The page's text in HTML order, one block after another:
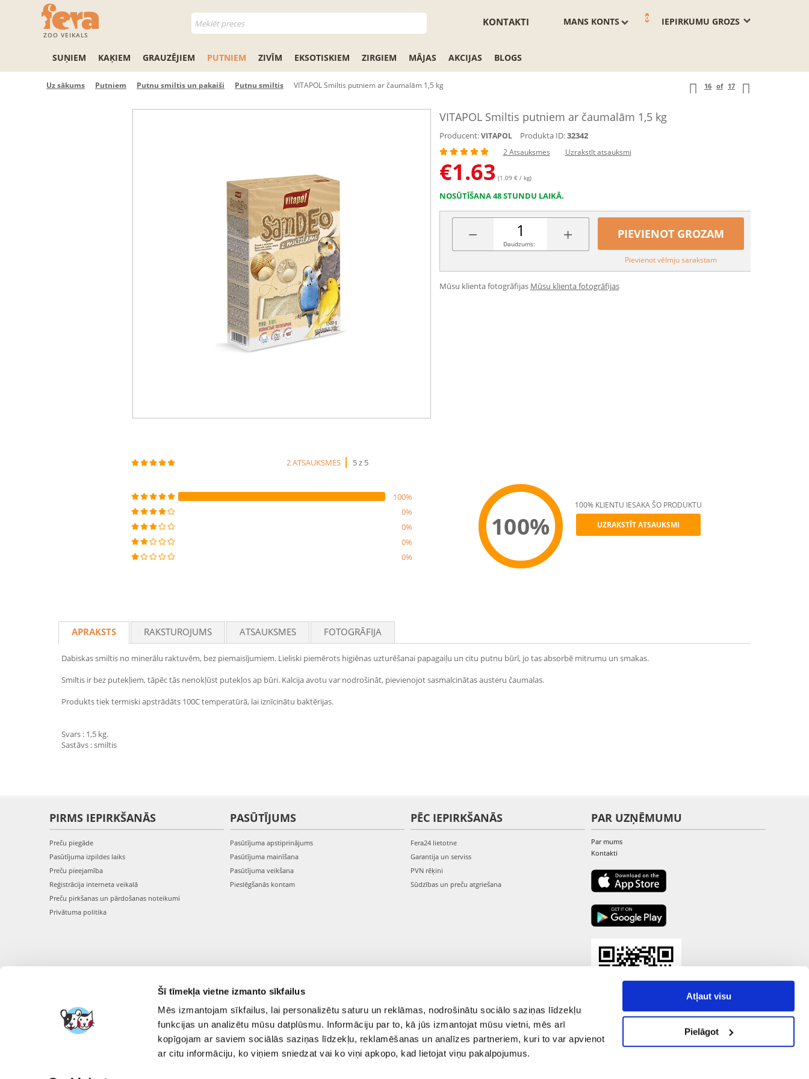
Šī tīmekļa vietne izmanto sīkfailus
Mēs izmantojam sīkfailus, lai personalizētu saturu un reklāmas, nodrošinātu sociālo saziņas līdzekļu
funkcijas un analizētu mūsu datplūsmu. Informāciju par to, kā jūs izmantojat mūsu vietni, mēs arī
kopīgojam ar saviem sociālās saziņas līdzekļu, reklamēšanas un analīzes partneriem, kuri to var apvienot
ar citu informāciju, ko viņiem sniedzat vai ko viņi apkopo, kad lietojat viņu pakalpojumus.
Atļaut visu
Pielāgot
ZOO VEIKALS
IEPIRKUMU GROZS
0
MANS KONTS
KONTAKTI
SUŅIEM KAĶIEM GRAUZĒJIEM PUTNIEM ZIVĪM EKSOTISKIEM ZIRGIEM MĀJAS AKCIJAS BLOGS
Uz sākums Putniem Putnu smiltis un pakaiši Putnu smiltis VITAPOL Smiltis putniem ar čaumalām 1,5 kg 16 of 17
VITAPOL Smiltis putniem ar čaumalām 1,5 kg
Producent: VITAPOL Produkta ID:32342
2 Atsauksmes Uzrakstīt atsauksmi
€1.63 (1.09 € / kg)
NOSŪTĪŠANA 48 STUNDU LAIKĀ.
− +
Daudzums:
PIEVIENOT GROZAM
Pievienot vēlmju sarakstam
Mūsu klienta fotogrāfijas Mūsu klienta fotogrāfijas
2 ATSAUKSMES 5 z 5
100%
0%
0%
0%
0%
100%
100% KLIENTU IESAKA ŠO PRODUKTU
UZRAKSTĪT ATSAUKSMI
APRAKSTS RAKSTUROJUMS ATSAUKSMES FOTOGRĀFIJA
Dabiskas smiltis no minerālu raktuvēm, bez piemaisījumiem. Lieliski piemērots higiēnas uzturēšanai papagaiļu un citu putnu būrī, jo tas absorbē mitrumu un smakas.
Smiltis ir bez putekļiem, tāpēc tās nenokļūst putekļos ap būri. Kalcija avotu var nodrošināt, pievienojot sasmalcinātas austeru čaumalas.
Produkts tiek termiski apstrādāts 100C temperatūrā, lai iznīcinātu baktērijas.
Svars : 1,5 kg.
Sastāvs : smiltis
PIRMS IEPIRKŠANĀS
Preču piegāde
Pasūtījuma izpildes laiks
Preču pieejamība
Reģistrācija interneta veikalā
Preču pirkšanas un pārdošanas noteikumi
Privātuma politika
PASŪTĪJUMS
Pasūtījuma apstiprinājums
Pasūtījuma mainīšana
Pasūtījuma veikšana
Pieslēgšanās kontam
PĒC IEPIRKŠANĀS
Fera24 lietotne
Garantija un serviss
PVN rēķini
Sūdzības un preču atgriešana
PAR UZŅĒMUMU
Par mums
Kontakti